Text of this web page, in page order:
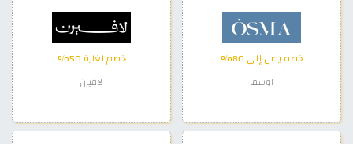
خصم يصل إلى 80%
اوسما
خصم لغاية 50%
لافيرن